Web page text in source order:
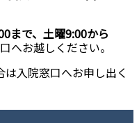
まで、土曜9:00から
へお越しください。
入院窓口へお申し出く